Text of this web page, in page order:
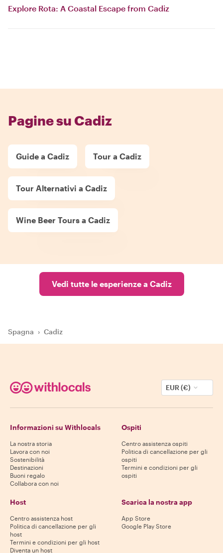
Explore Rota: A Coastal Escape from Cadiz
Pagine su Cadiz
Guide a Cadiz Tour a Cadiz
Tour Alternativi a Cadiz
Wine Beer Tours a Cadiz
Vedi tutte le esperienze a Cadiz
Spagna › Cadiz
EUR (€)
Informazioni su Withlocals
La nostra storia
Lavora con noi
Sostenibilità
Destinazioni
Buoni regalo
Collabora con noi
Ospiti
Centro assistenza ospiti
Politica di cancellazione per gli
ospiti
Termini e condizioni per gli
ospiti
Host
Centro assistenza host
Politica di cancellazione per gli
host
Termini e condizioni per gli host
Diventa un host
Scarica la nostra app
App Store
Google Play Store